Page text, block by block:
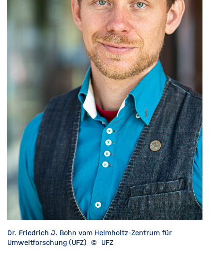
Dr. Friedrich J. Bohn vom Helmholtz-Zentrum für
Umweltforschung (UFZ) © UFZ